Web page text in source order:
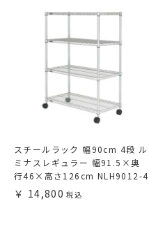
スチールラック 幅90cm 4段 ル
ミナスレギュラー 幅91.5×奥
行46×高さ126cm NLH9012-4
14,800